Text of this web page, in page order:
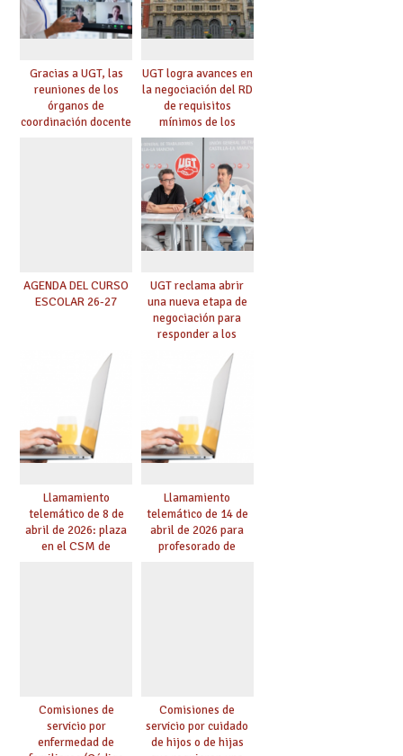
Gracias a UGT, las
reuniones de los
órganos de
coordinación docente
UGT logra avances en
la negociación del RD
de requisitos
mínimos de los
centros educativos y
exige al Ministerio
que los compromisos
se materialicen con
la mayor agilidad
posible
AGENDA DEL CURSO
ESCOLAR 26-27
UGT reclama abrir
una nueva etapa de
negociación para
responder a los
nuevos desafíos de la
educación
Llamamiento
telemático de 8 de
abril de 2026: plaza
en el CSM de
Llamamiento
telemático de 14 de
abril de 2026 para
profesorado de
Comisiones de
servicio por
enfermedad de
Comisiones de
servicio por cuidado
de hijos o de hijas